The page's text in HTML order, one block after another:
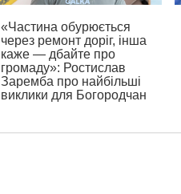
«Частина обурюється
через ремонт доріг, інша
каже — дбайте про
громаду»: Ростислав
Заремба про найбільші
виклики для Богородчан